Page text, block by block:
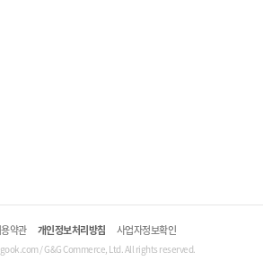
약관 개인정보처리방침 사업자정보확인
/ G&G Commerce, Ltd. All rights reserved.